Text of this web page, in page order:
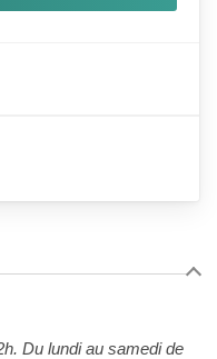
Du lundi au samedi de